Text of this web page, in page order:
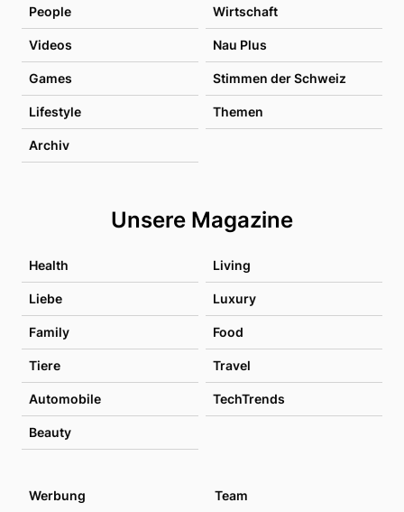
People Wirtschaft
Videos Nau Plus
Games Stimmen der Schweiz
Lifestyle Themen
Archiv
Unsere Magazine
Health Living
Liebe Luxury
Family Food
Tiere Travel
Automobile TechTrends
Beauty
Werbung Team